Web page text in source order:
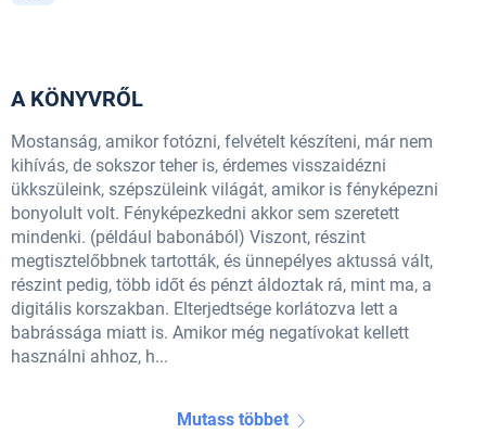
A KÖNYVRŐL
Mostanság, amikor fotózni, felvételt készíteni, már nem
kihívás, de sokszor teher is, érdemes visszaidézni
ükkszüleink, szépszüleink világát, amikor is fényképezni
bonyolult volt. Fényképezkedni akkor sem szeretett
mindenki. (például babonából) Viszont, részint
megtisztelőbbnek tartották, és ünnepélyes aktussá vált,
részint pedig, több időt és pénzt áldoztak rá, mint ma, a
digitális korszakban. Elterjedtsége korlátozva lett a
babrássága miatt is. Amikor még negatívokat kellett
használni ahhoz, h...
Mutass többet